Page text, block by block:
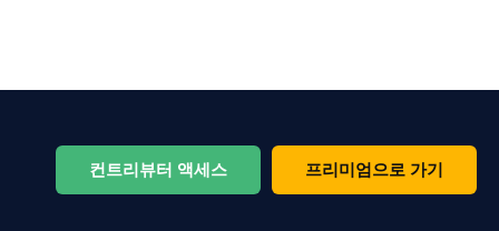
컨트리뷰터 액세스 프리미엄으로 가기